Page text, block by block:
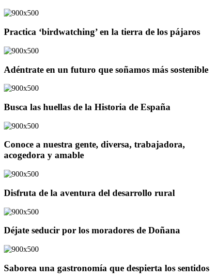
Practica ‘birdwatching’ en la tierra de los pájaros
Adéntrate en un futuro que soñamos más sostenible
Busca las huellas de la Historia de España
Conoce a nuestra gente, diversa, trabajadora,
acogedora y amable
Disfruta de la aventura del desarrollo rural
Déjate seducir por los moradores de Doñana
Saborea una gastronomía que despierta los sentidos